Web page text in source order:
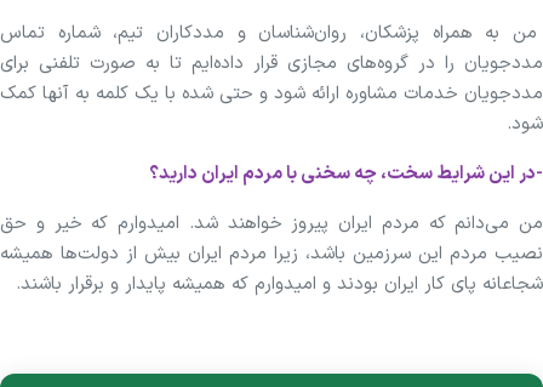
من به همراه پزشکان، روان‌شناسان و مددکاران تیم، شماره تماس
مددجویان را در گروه‌های مجازی قرار داده‌ایم تا به صورت تلفنی برای
مددجویان خدمات مشاوره ارائه شود و حتی شده با یک کلمه به آنها کمک
شود.
-در این شرایط سخت، چه سخنی با مردم ایران دارید؟
من می‌دانم که مردم ایران پیروز خواهند شد. امیدوارم که خیر و حق
نصیب مردم این سرزمین باشد، زیرا مردم ایران بیش از دولت‌ها همیشه
شجاعانه پای کار ایران بودند و امیدوارم که همیشه پایدار و برقرار باشند.